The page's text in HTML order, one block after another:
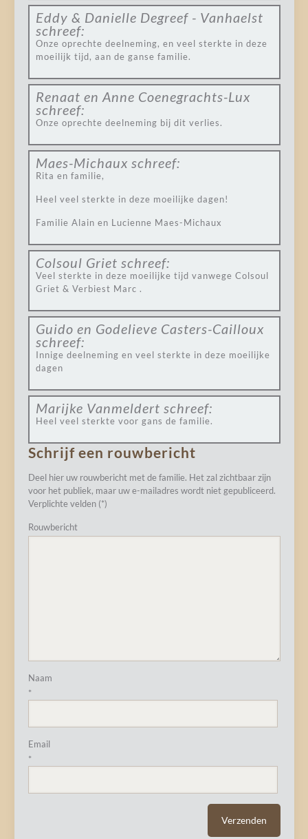
Eddy & Danielle Degreef - Vanhaelst
schreef:
Onze oprechte deelneming, en veel sterkte in deze
moeilijk tijd, aan de ganse familie.
Renaat en Anne Coenegrachts-Lux
schreef:
Onze oprechte deelneming bij dit verlies.
Maes-Michaux schreef:
Rita en familie,
Heel veel sterkte in deze moeilijke dagen!
Familie Alain en Lucienne Maes-Michaux
Colsoul Griet schreef:
Veel sterkte in deze moeilijke tijd vanwege Colsoul
Griet & Verbiest Marc .
Guido en Godelieve Casters-Cailloux
schreef:
Innige deelneming en veel sterkte in deze moeilijke
dagen
Marijke Vanmeldert schreef:
Heel veel sterkte voor gans de familie.
Schrijf een rouwbericht
Deel hier uw rouwbericht met de familie. Het zal zichtbaar zijn
voor het publiek, maar uw e-mailadres wordt niet gepubliceerd.
Verplichte velden (*)
Rouwbericht
Naam
*
Email
*